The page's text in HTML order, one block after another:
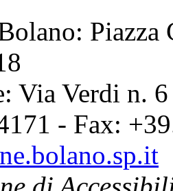
Via Verdi n.
- Fax: